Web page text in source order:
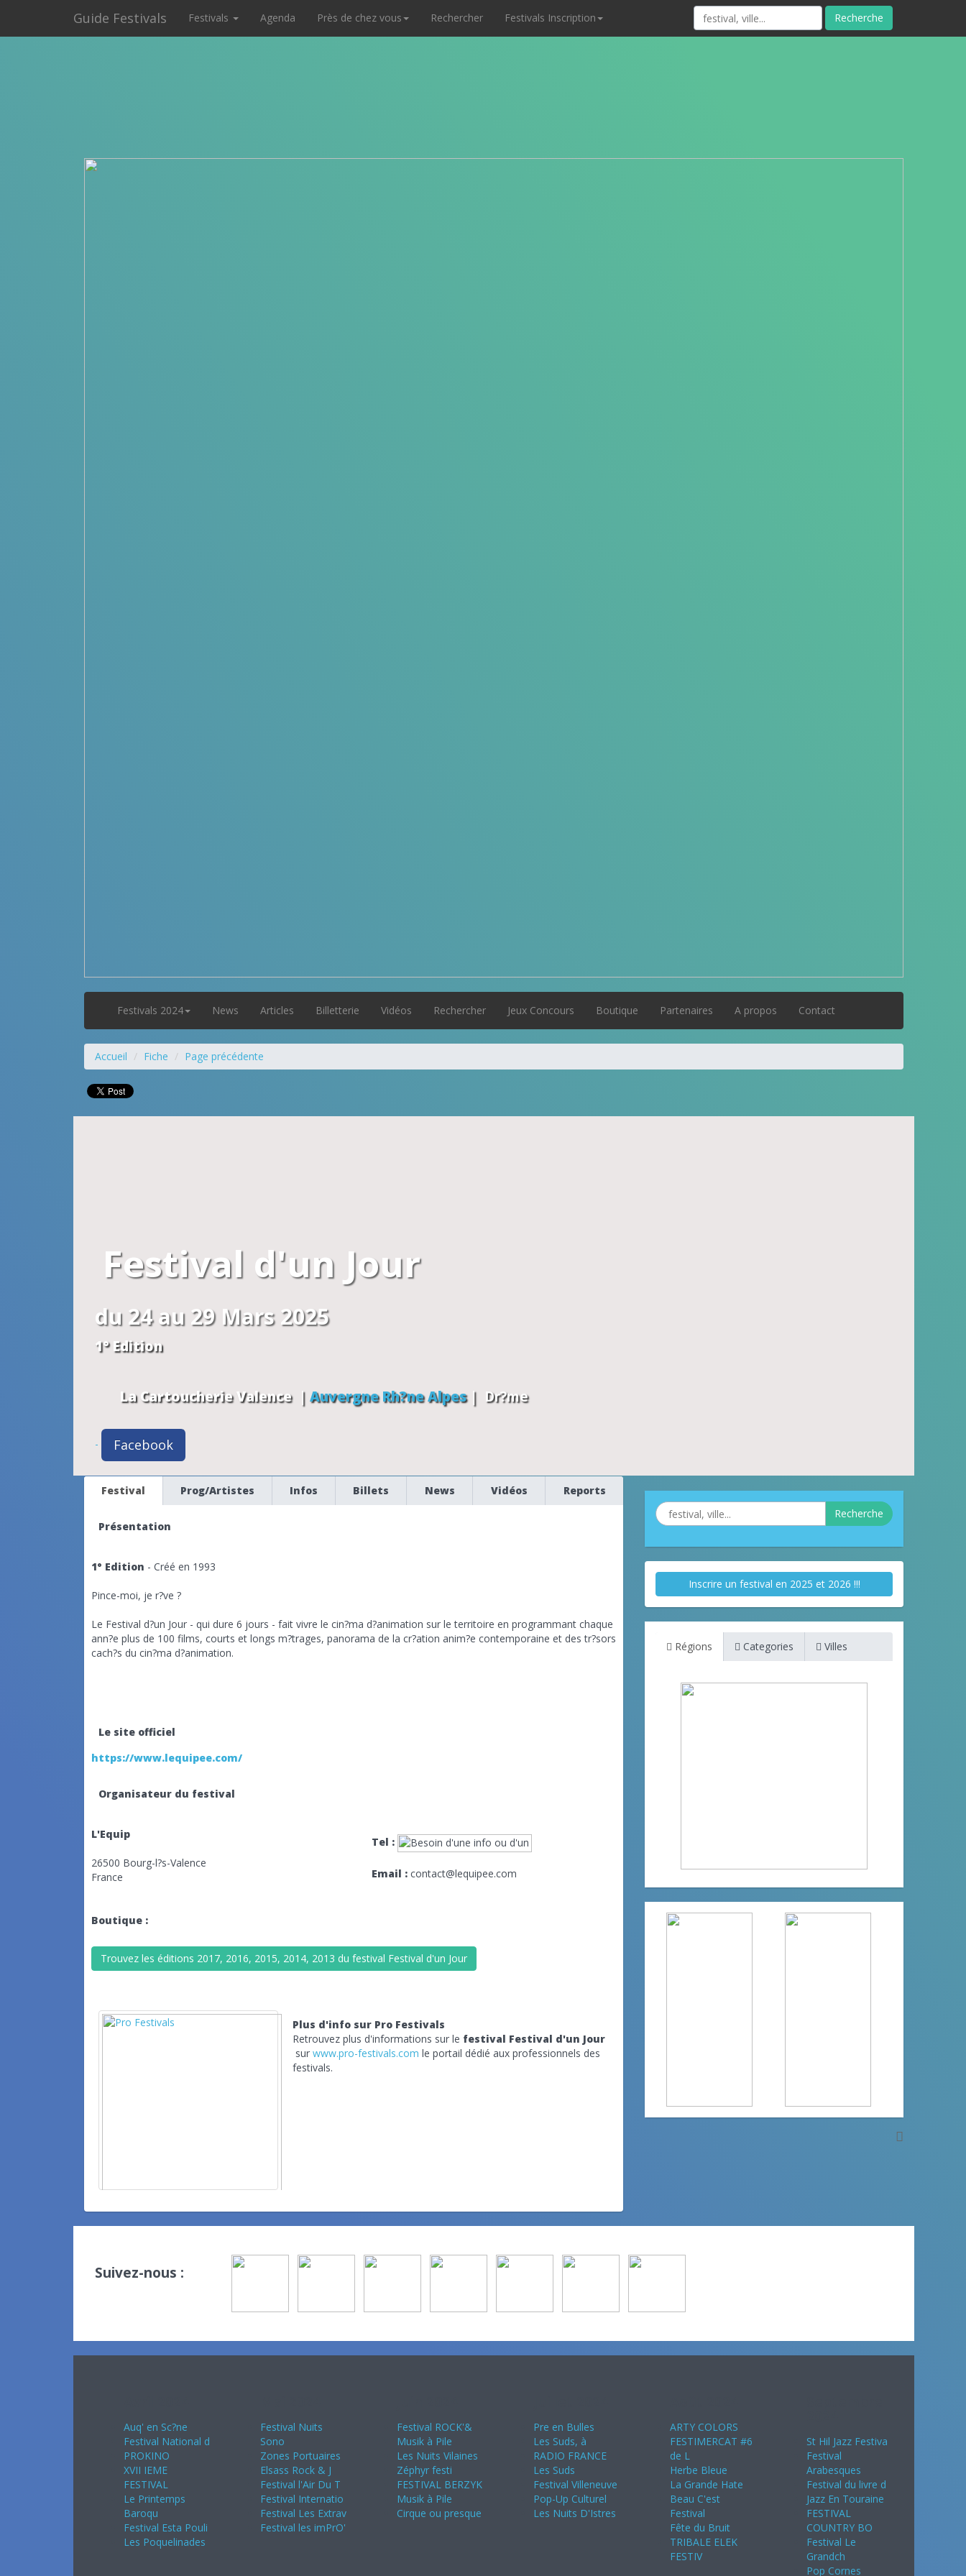
Guide Festivals Festivals Agenda Près de chez vous Rechercher Festivals Inscription Recherche
Festivals 2024 News Articles Billetterie Vidéos Rechercher Jeux Concours Boutique Partenaires A propos Contact
Accueil Fiche Page précédente
Festival d'un Jour
du 24 au 29 Mars 2025
1° Edition
La CartoucherieValence| Auvergne Rh?ne Alpes| Dr?me
- Facebook
Festival Prog/Artistes Infos Billets News Vidéos Reports
Présentation
1° Edition - Créé en 1993
Pince-moi, je r?ve ?
Le Festival d?un Jour - qui dure 6 jours - fait vivre le cin?ma d?animation sur le territoire en programmant chaque
ann?e plus de 100 films, courts et longs m?trages, panorama de la cr?ation anim?e contemporaine et des tr?sors
cach?s du cin?ma d?animation.
Le site officiel
https://www.lequipee.com/
Organisateur du festival
L'Equip
26500 Bourg-l?s-Valence
France
Tel :
Email : contact@lequipee.com
Boutique :
Trouvez les éditions 2017, 2016, 2015, 2014, 2013 du festival Festival d'un Jour
Plus d'info sur Pro Festivals
Retrouvez plus d'informations sur le festival Festival d'un Jour
sur www.pro-festivals.com le portail dédié aux professionnels des
festivals.
Recherche
Inscrire un festival en 2025 et 2026 !!!
Régions Categories Villes
Suivez-nous :
Auq' en Sc?ne
Festival National d
PROKINO
XVII IEME
FESTIVAL
Le Printemps
Baroqu
Festival Esta Pouli
Les Poquelinades
Festival Nuits
Sono
Zones Portuaires
Elsass Rock & J
Festival l'Air Du T
Festival Internatio
Festival Les Extrav
Festival les imPrO'
Festival ROCK'&
Musik à Pile
Les Nuits Vilaines
Zéphyr festi
FESTIVAL BERZYK
Musik à Pile
Cirque ou presque
Pre en Bulles
Les Suds, à
RADIO FRANCE
Les Suds
Festival Villeneuve
Pop-Up Culturel
Les Nuits D'Istres
ARTY COLORS
FESTIMERCAT #6
de L
Herbe Bleue
La Grande Hate
Beau C'est
Festival
Fête du Bruit
TRIBALE ELEK
FESTIV
St Hil Jazz Festiva
Festival
Arabesques
Festival du livre d
Jazz En Touraine
FESTIVAL
COUNTRY BO
Festival Le
Grandch
Pop Cornes